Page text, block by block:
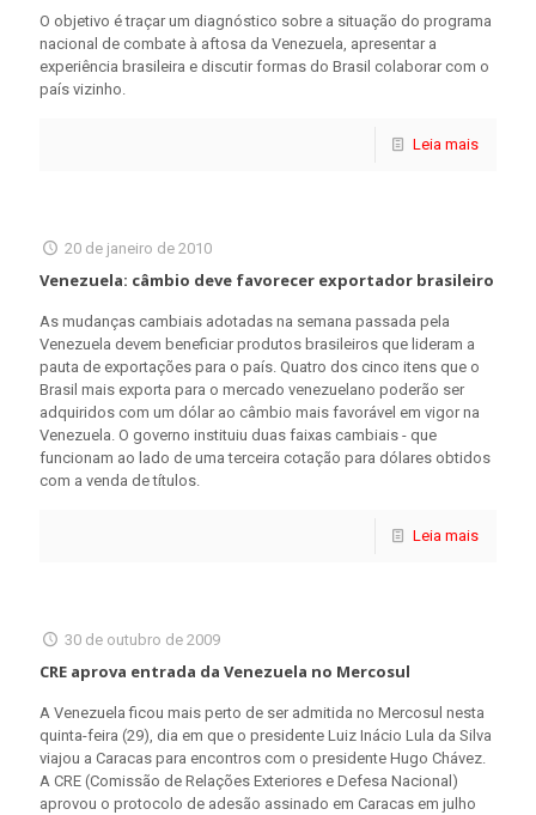
O objetivo é traçar um diagnóstico sobre a situação do programa
nacional de combate à aftosa da Venezuela, apresentar a
experiência brasileira e discutir formas do Brasil colaborar com o
país vizinho.
Leia mais
20 de janeiro de 2010
Venezuela: câmbio deve favorecer exportador brasileiro
As mudanças cambiais adotadas na semana passada pela
Venezuela devem beneficiar produtos brasileiros que lideram a
pauta de exportações para o país. Quatro dos cinco itens que o
Brasil mais exporta para o mercado venezuelano poderão ser
adquiridos com um dólar ao câmbio mais favorável em vigor na
Venezuela. O governo instituiu duas faixas cambiais - que
funcionam ao lado de uma terceira cotação para dólares obtidos
com a venda de títulos.
Leia mais
30 de outubro de 2009
CRE aprova entrada da Venezuela no Mercosul
A Venezuela ficou mais perto de ser admitida no Mercosul nesta
quinta-feira (29), dia em que o presidente Luiz Inácio Lula da Silva
viajou a Caracas para encontros com o presidente Hugo Chávez.
A CRE (Comissão de Relações Exteriores e Defesa Nacional)
aprovou o protocolo de adesão assinado em Caracas em julho